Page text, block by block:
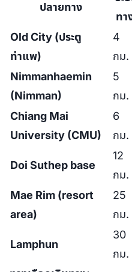
ปลายทาง
ทา
Old City (ประตู
ท่าแพ)
4
กม.
Nimmanhaemin
(Nimman)
5
กม.
Chiang Mai
University (CMU)
6
กม.
Doi Suthep base
12
กม.
Mae Rim (resort
area)
25
กม.
Lamphun
30
กม.